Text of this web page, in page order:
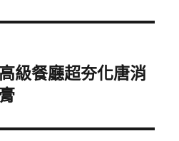
級餐廳超夯化唐消